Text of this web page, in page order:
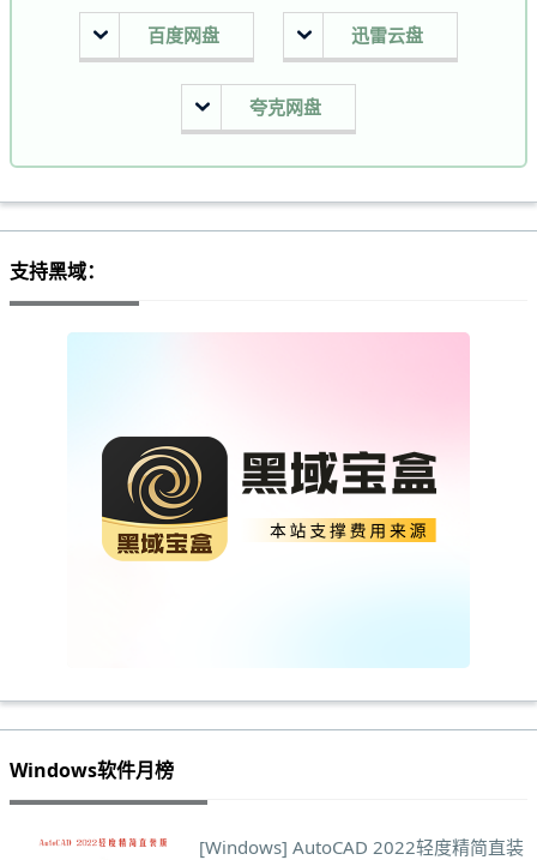
百度网盘 迅雷云盘
夸克网盘
支持黑域：
Windows软件月榜
[Windows] AutoCAD 2022轻度精简直装